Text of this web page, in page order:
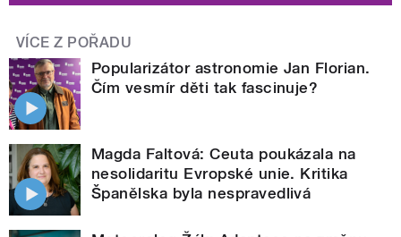
VÍCE Z POŘADU
Popularizátor astronomie Jan Florian.
Čím vesmír děti tak fascinuje?
Magda Faltová: Ceuta poukázala na
nesolidaritu Evropské unie. Kritika
Španělska byla nespravedlivá